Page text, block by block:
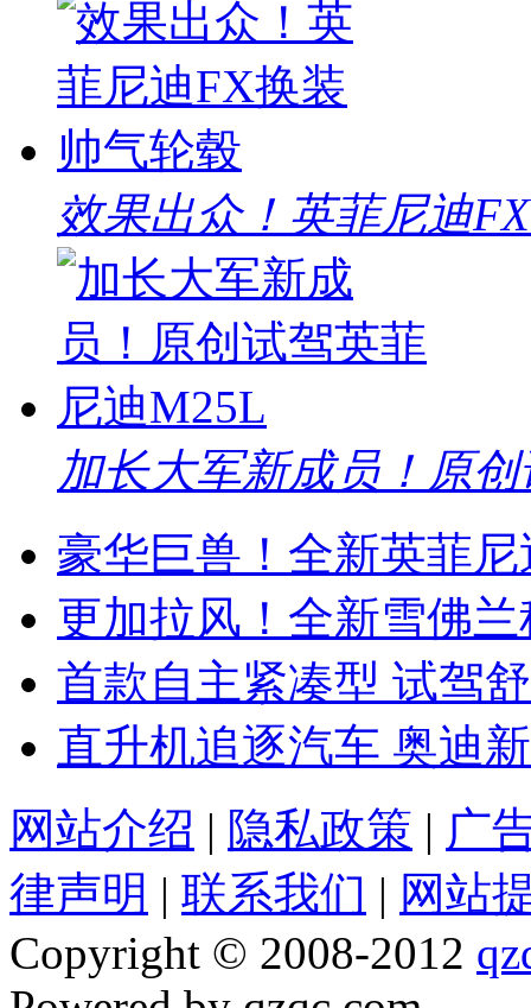
效果出众！英菲尼迪
加长大军新成员！原
豪华巨兽！全新英菲
更加拉风！全新雪佛
首款自主紧凑型 试驾
直升机追逐汽车 奥迪
网站介绍 | 隐私政策 | 广
律声明 | 联系我们 | 网站
Copyright © 2008-2012